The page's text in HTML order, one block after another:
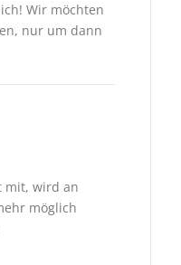
Wir möchten
nur um dann
mit, wird an
möglich